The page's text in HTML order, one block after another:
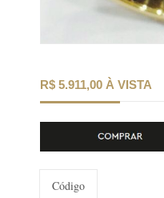
R$ 5.911,00 À VISTA
Código